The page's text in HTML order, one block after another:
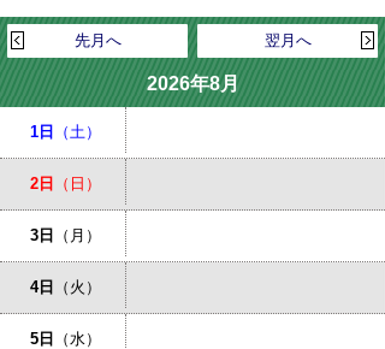
2026年8月
翌月へ
先月へ
1日 （土）
2日 （日）
3日 （月）
4日 （火）
5日 （水）